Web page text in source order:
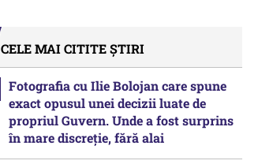
CELE MAI CITITE ȘTIRI
Fotografia cu Ilie Bolojan care spune
exact opusul unei decizii luate de
propriul Guvern. Unde a fost surprins
în mare discreție, fără alai